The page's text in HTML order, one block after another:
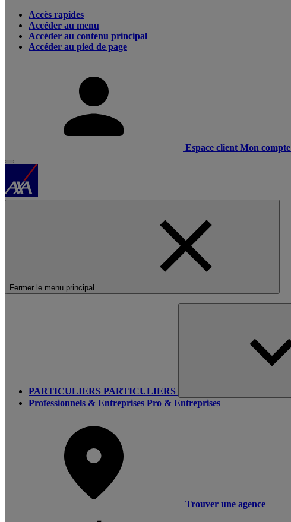
Accès rapides
Accéder au menu
Accéder au contenu principal
Accéder au pied de page
Espace client Mon compte
Fermer le menu principal
PARTICULIERS PARTICULIERS
Professionnels & Entreprises Pro & Entreprises
Trouver une agence